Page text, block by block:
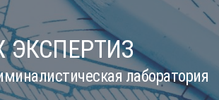
ЭКСПЕРТИЗ
лаборатория